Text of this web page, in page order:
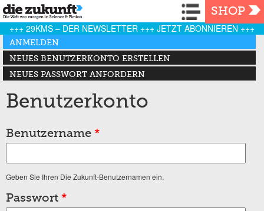
Navigation
SHOP
+++ 29KMS – DER NEWSLETTER +++ JETZT ABONNIEREN +++
Haupt-Reiter
ANMELDEN
(AKTIVER REITER)
NEUES BENUTZERKONTO ERSTELLEN
NEUES PASSWORT ANFORDERN
Benutzerkonto
Benutzername *
Geben Sie Ihren Die Zukunft-Benutzernamen ein.
Passwort *